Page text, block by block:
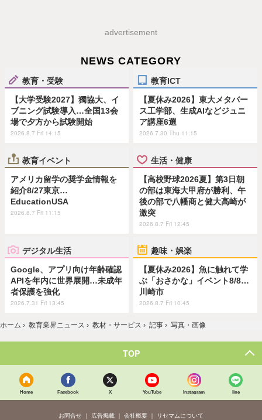
advertisement
NEWS CATEGORY
教育・受験
【大学受験2027】獨協大、イ
ブニング試験導入…全国13会
場で夕方から試験開始
2026.8.7 Fri 14:15
教育ICT
【夏休み2026】東大メタバー
ス工学部、生成AIなどジュニ
ア講座6選
2026.7.30 Thu 11:15
教育イベント
アメリカ留学の奨学金情報を
紹介8/27東京…
EducationUSA
2026.8.7 Fri 11:15
生活・健康
【高校野球2026夏】第3日朝
の部は東海大甲府が勝利、午
後の部で八幡商と健大高崎が
激突
2026.8.7 Fri 12:45
デジタル生活
Google、アプリ向け年齢確認
APIを年内に世界展開…未成年
者保護を強化
2026.7.31 Fri 13:45
趣味・娯楽
【夏休み2026】魚に触れて学
ぶ「おさかな」イベント8/8…
川崎市
2026.8.7 Fri 10:45
ホーム › 教育業界ニュース › 教材・サービス › 記事 › 写真・画像
TOP
Home Facebook X YouTube Instagram line
お問合せ 広告掲載 会社概要 リセマムについて